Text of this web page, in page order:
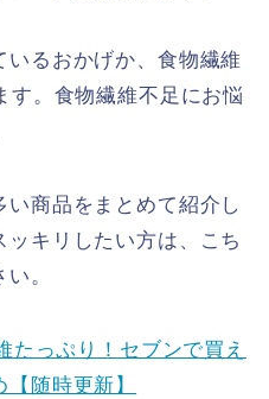
いるおかげか、食物繊維
す。食物繊維不足にお悩
商品をまとめて紹介し
キリしたい方は、こち
。
たっぷり！セブンで買え
随時更新】